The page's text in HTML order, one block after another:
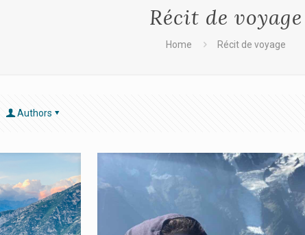
Récit de voyage
Home Récit de voyage
Authors